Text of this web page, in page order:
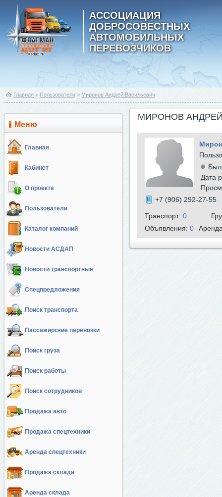
АССОЦИАЦИЯ
ДОБРОСОВЕСТНЫХ
АВТОМОБИЛЬНЫХ
ПЕРЕВОЗЧИКОВ
Главная > Пользователи > Миронов Андрей Васильевич
Меню
Главная
Кабинет
О проекте
Пользователи
Каталог компаний
Новости АСДАП
Новости транспортные
Спецпредложения
Поиск транспорта
Пассажирские перевозки
Поиск груза
Поиск работы
Поиск сотрудников
Продажа авто
Продажа спецтехники
Аренда спецтехники
Продажа склада
Аренда склада
МИРОНОВ
Был
Дата
+7 (906) 292-27-55
Транспорт: 0
Объявления: 0